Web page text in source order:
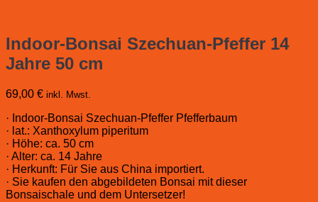
Indoor-Bonsai Szechuan-Pfeffer 14
Jahre 50 cm
69,00 € inkl. Mwst.
· Indoor-Bonsai Szechuan-Pfeffer Pfefferbaum
· lat.: Xanthoxylum piperitum
· Höhe: ca. 50 cm
· Alter: ca. 14 Jahre
· Herkunft: Für Sie aus China importiert.
· Sie kaufen den abgebildeten Bonsai mit dieser
Bonsaischale und dem Untersetzer!